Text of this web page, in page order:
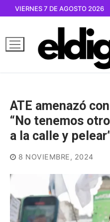
contenido
VIERNES 7 DE AGOSTO 2026
ATE amenazó
“No tenemos
a la calle y
8 NOVIEMBRE, 2024